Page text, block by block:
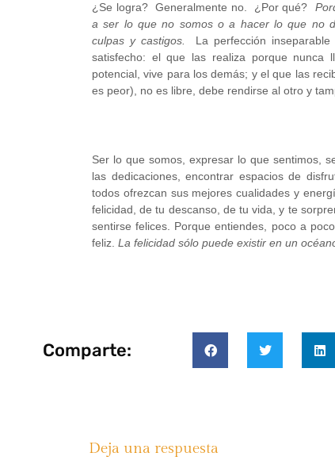
¿Se logra? Generalmente no. ¿Por qué?
a ser lo que no somos o a hacer lo que no
culpas y castigos.
La perfección inseparable
satisfecho: el que las realiza porque nunca
potencial, vive para los demás; y el que las
es peor), no es libre, debe rendirse al otro y
Ser lo que somos, expresar lo que sentimos,
las dedicaciones, encontrar espacios de
todos ofrezcan sus mejores cualidades y
felicidad, de tu descanso, de tu vida, y te
sentirse felices. Porque entiendes, poco a
feliz. La felicidad sólo puede existir en un
Comparte:
Deja una respuesta